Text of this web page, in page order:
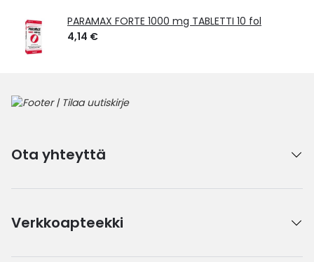
PARAMAX FORTE 1000 mg TABLETTI 10 fol
4,14 €
Ota yhteyttä
Verkkoapteekki